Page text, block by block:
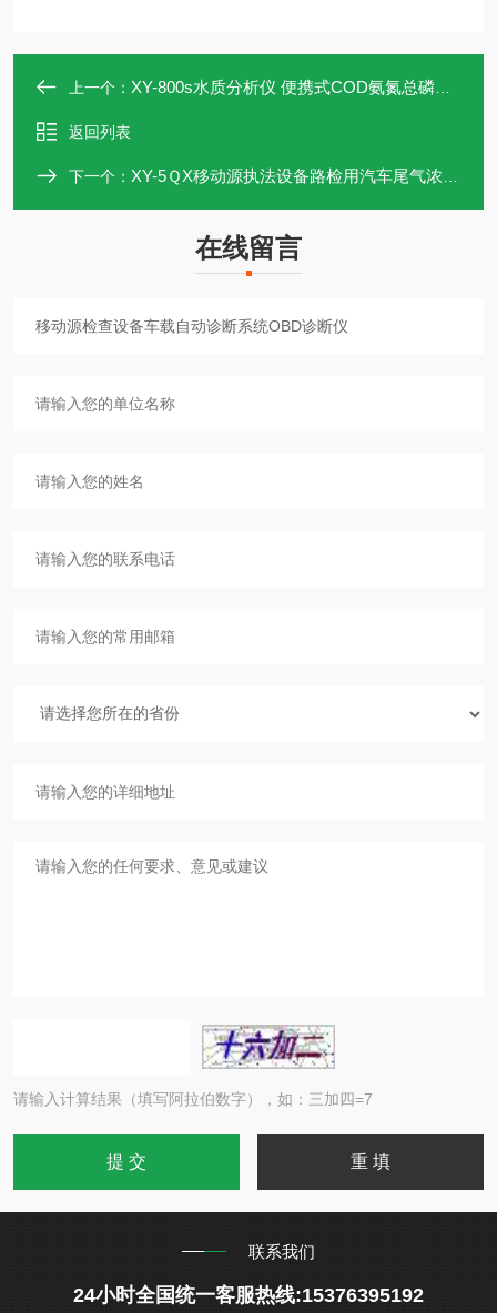
上一个： XY-800s水质分析仪 便携式COD氨氮总磷多参数检测仪
返回列表
下一个： XY-5ＱX移动源执法设备路检用汽车尾气浓度测定仪
在线留言
请输入计算结果（填写阿拉伯数字），如：三加四=7
联系我们
24小时全国统一客服热线:15376395192